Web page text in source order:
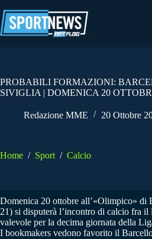
al
contenuto
PROBABILI FORMAZIONI:
SIVIGLIA | DOMENICA 20
Redazione MME 20 Ottobre
Home / Sport / Calcio
Domenica 20 ottobre all’«Olimpico» di
21) si disputerà l’incontro di calcio fra
valevole per la decima giornata della
I bookmakers vedono favorito il